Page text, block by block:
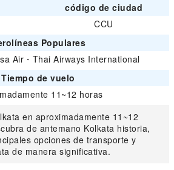
código de ciudad
CCU
Populares
Air ・ Thai Airways International
Tiempo de vuelo
11~12 horas
en aproximadamente 11~12
de antemano Kolkata historia,
opciones de transporte y
de manera significativa.